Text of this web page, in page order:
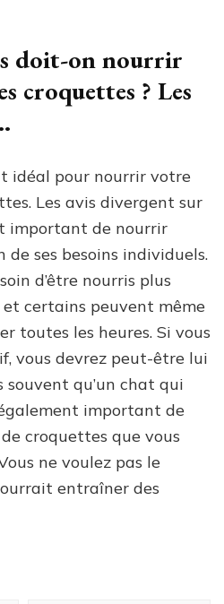
doit-on nourrir
croquettes ? Les
idéal pour nourrir votre
Les avis divergent sur
important de nourrir
ses besoins individuels.
d’être nourris plus
et certains peuvent même
toutes les heures. Si vous
vous devrez peut-être lui
qu’un chat qui
important de
croquettes que vous
ne voulez pas le
entraîner des